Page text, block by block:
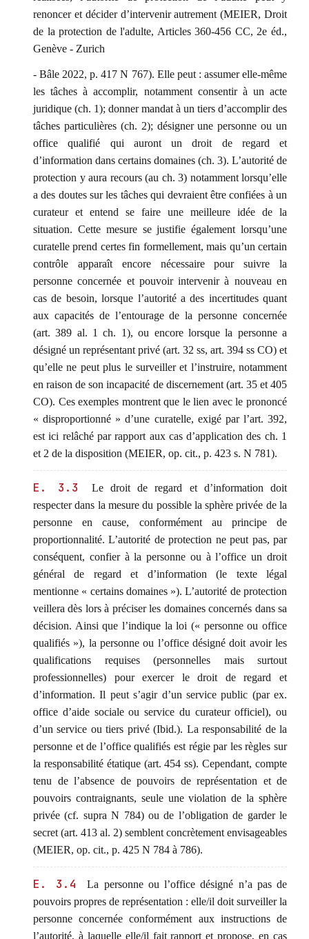
renoncer et décider d’intervenir autrement (MEIER, Droit
de la protection de l'adulte, Articles 360-456 CC, 2e éd.,
Genève - Zurich
- Bâle 2022, p. 417 N 767). Elle peut : assumer elle-même
les tâches à accomplir, notamment consentir à un acte
juridique (ch. 1); donner mandat à un tiers d’accomplir des
tâches particulières (ch. 2); désigner une personne ou un
office qualifié qui auront un droit de regard et
d’information dans certains domaines (ch. 3). L’autorité de
protection y aura recours (au ch. 3) notamment lorsqu’elle
a des doutes sur les tâches qui devraient être confiées à un
curateur et entend se faire une meilleure idée de la
situation. Cette mesure se justifie également lorsqu’une
curatelle prend certes fin formellement, mais qu’un certain
contrôle apparaît encore nécessaire pour suivre la
personne concernée et pouvoir intervenir à nouveau en
cas de besoin, lorsque l’autorité a des incertitudes quant
aux capacités de l’entourage de la personne concernée
(art. 389 al. 1 ch. 1), ou encore lorsque la personne a
désigné un représentant privé (art. 32 ss, art. 394 ss CO) et
qu’elle ne peut plus le surveiller et l’instruire, notamment
en raison de son incapacité de discernement (art. 35 et 405
CO). Ces exemples montrent que le lien avec le prononcé
« disproportionné » d’une curatelle, exigé par l’art. 392,
est ici relâché par rapport aux cas d’application des ch. 1
et 2 de la disposition (MEIER, op. cit., p. 423 s. N 781).
E. 3.3
Le droit de regard et d’information doit
respecter dans la mesure du possible la sphère privée de la
personne en cause, conformément au principe de
proportionnalité. L’autorité de protection ne peut pas, par
conséquent, confier à la personne ou à l’office un droit
général de regard et d’information (le texte légal
mentionne « certains domaines »). L’autorité de protection
veillera dès lors à préciser les domaines concernés dans sa
décision. Ainsi que l’indique la loi (« personne ou office
qualifiés »), la personne ou l’office désigné doit avoir les
qualifications requises (personnelles mais surtout
professionnelles) pour exercer le droit de regard et
d’information. Il peut s’agir d’un service public (par ex.
office d’aide sociale ou service du curateur officiel), ou
d’un service ou tiers privé (Ibid.). La responsabilité de la
personne et de l’office qualifiés est régie par les règles sur
la responsabilité étatique (art. 454 ss). Cependant, compte
tenu de l’absence de pouvoirs de représentation et de
pouvoirs contraignants, seule une violation de la sphère
privée (cf. supra N 784) ou de l’obligation de garder le
secret (art. 413 al. 2) semblent concrètement envisageables
(MEIER, op. cit., p. 425 N 784 à 786).
E. 3.4
La personne ou l’office désigné n’a pas de
pouvoirs propres de représentation : elle/il doit surveiller la
personne concernée conformément aux instructions de
l’autorité, à laquelle elle/il fait rapport et propose, en cas